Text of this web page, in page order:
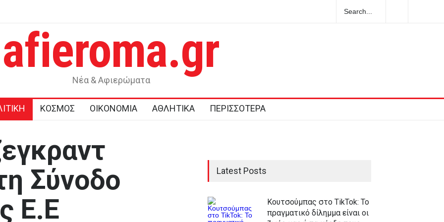
Σε συγκινησιακό κλίμα το ετήσιο μνημόσυνο για τη Λένα
Σαμαρά
afieroma.gr
Νέα & Αφιερώματα
ΚΟΣΜΟΣ ΟΙΚΟΝΟΜΙΑ ΑΘΛΗΤΙΚΑ ΠΕΡΙΣΣΟΤΕΡΑ
Σύνοδο
Ε.Ε
Latest Posts
Κουτσούμπας στο TikTok: Το
πραγματικό δίλημμα είναι οι